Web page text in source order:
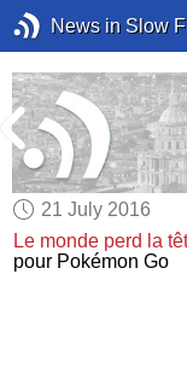
News in Slow
21 July 2016
Le monde perd la
pour Pokémon Go